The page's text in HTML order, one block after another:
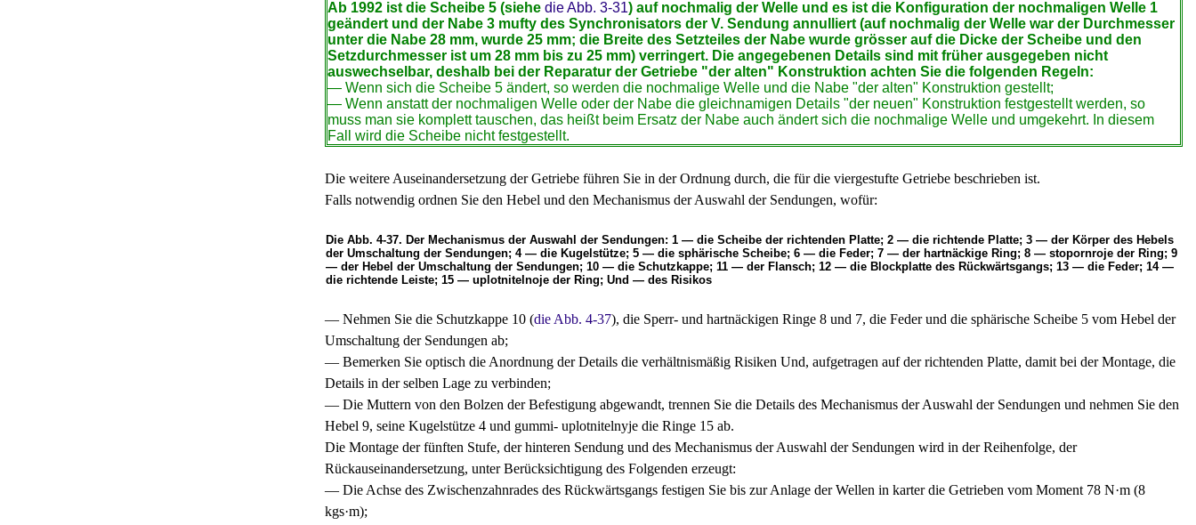
Ab 1992 ist die Scheibe 5 (siehe die Abb. 3-31) auf nochmalig der Welle und es ist die Konfiguration der nochmaligen Welle 1
geändert und der Nabe 3 mufty des Synchronisators der V. Sendung annulliert (auf nochmalig der Welle war der Durchmesser
unter die Nabe 28 mm, wurde 25 mm; die Breite des Setzteiles der Nabe wurde grösser auf die Dicke der Scheibe und den
Setzdurchmesser ist um 28 mm bis zu 25 mm) verringert. Die angegebenen Details sind mit früher ausgegeben nicht
auswechselbar, deshalb bei der Reparatur der Getriebe "der alten" Konstruktion achten Sie die folgenden Regeln:
— Wenn sich die Scheibe 5 ändert, so werden die nochmalige Welle und die Nabe "der alten" Konstruktion gestellt;
— Wenn anstatt der nochmaligen Welle oder der Nabe die gleichnamigen Details "der neuen" Konstruktion festgestellt werden, so
muss man sie komplett tauschen, das heißt beim Ersatz der Nabe auch ändert sich die nochmalige Welle und umgekehrt. In diesem
Fall wird die Scheibe nicht festgestellt.
Die weitere Auseinandersetzung der Getriebe führen Sie in der Ordnung durch, die für die viergestufte Getriebe beschrieben ist.
Falls notwendig ordnen Sie den Hebel und den Mechanismus der Auswahl der Sendungen, wofür:
Die Abb. 4-37. Der Mechanismus der Auswahl der Sendungen: 1 — die Scheibe der richtenden Platte; 2 — die richtende Platte; 3 — der Körper des Hebels
der Umschaltung der Sendungen; 4 — die Kugelstütze; 5 — die sphärische Scheibe; 6 — die Feder; 7 — der hartnäckige Ring; 8 — stopornroje der Ring; 9
— der Hebel der Umschaltung der Sendungen; 10 — die Schutzkappe; 11 — der Flansch; 12 — die Blockplatte des Rückwärtsgangs; 13 — die Feder; 14 —
die richtende Leiste; 15 — uplotnitelnoje der Ring; Und — des Risikos
— Nehmen Sie die Schutzkappe 10 (die Abb. 4-37), die Sperr- und hartnäckigen Ringe 8 und 7, die Feder und die sphärische Scheibe 5 vom Hebel der
Umschaltung der Sendungen ab;
— Bemerken Sie optisch die Anordnung der Details die verhältnismäßig Risiken Und, aufgetragen auf der richtenden Platte, damit bei der Montage, die
Details in der selben Lage zu verbinden;
— Die Muttern von den Bolzen der Befestigung abgewandt, trennen Sie die Details des Mechanismus der Auswahl der Sendungen und nehmen Sie den
Hebel 9, seine Kugelstütze 4 und gummi- uplotnitelnyje die Ringe 15 ab.
Die Montage der fünften Stufe, der hinteren Sendung und des Mechanismus der Auswahl der Sendungen wird in der Reihenfolge, der
Rückauseinandersetzung, unter Berücksichtigung des Folgenden erzeugt:
— Die Achse des Zwischenzahnrades des Rückwärtsgangs festigen Sie bis zur Anlage der Wellen in karter die Getrieben vom Moment 78 N·m (8
kgs·m);